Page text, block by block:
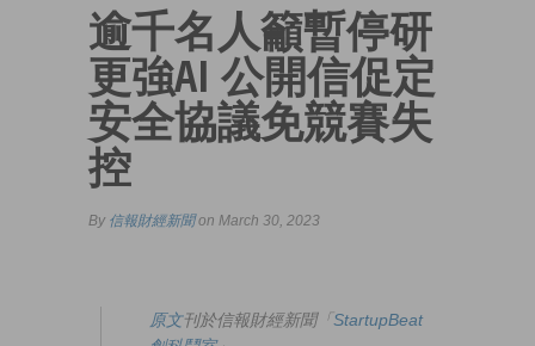
逾千名人籲暫停研
更強AI 公開信促定
安全協議免競賽失
控
By 信報財經新聞on March 30, 2023
原文刊於信報財經新聞「StartupBeat